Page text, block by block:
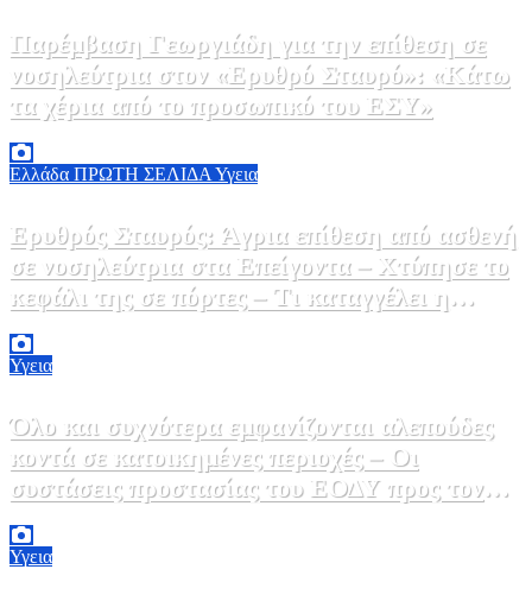
Παρέμβαση Γεωργιάδη για την επίθεση σε
νοσηλεύτρια στον «Ερυθρό Σταυρό»: «Κάτω
τα χέρια από το προσωπικό του ΕΣΥ»
Ελλάδα ΠΡΩΤΗ ΣΕΛΙΔΑ Υγεια
Ερυθρός Σταυρός: Άγρια επίθεση από ασθενή
σε νοσηλεύτρια στα Επείγοντα – Χτύπησε το
κεφάλι της σε πόρτες – Τι καταγγέλει η
ΠΟΕΔΗΝ
Υγεια
Όλο και συχνότερα εμφανίζονται αλεπούδες
κοντά σε κατοικημένες περιοχές – Οι
συστάσεις προστασίας του ΕΟΔΥ προς τον
κόσμο
Υγεια